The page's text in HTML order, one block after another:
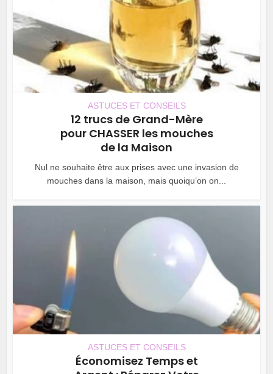
ASTUCES ET CONSEILS
12 trucs de Grand-Mère
pour CHASSER les mouches
de la Maison
Nul ne souhaite être aux prises avec une invasion de
mouches dans la maison, mais quoiqu’on on...
ASTUCES ET CONSEILS
Économisez Temps et